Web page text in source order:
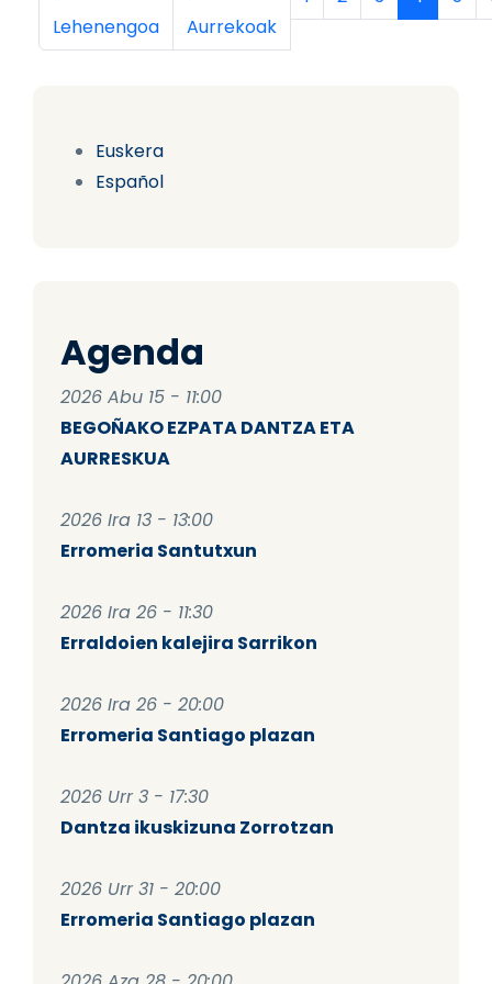
Euskera
Español
Agenda
2026 Abu 15 - 11:00
BEGOÑAKO EZPATA DANTZA ETA
AURRESKUA
2026 Ira 13 - 13:00
Erromeria Santutxun
2026 Ira 26 - 11:30
Erraldoien kalejira Sarrikon
2026 Ira 26 - 20:00
Erromeria Santiago plazan
2026 Urr 3 - 17:30
Dantza ikuskizuna Zorrotzan
2026 Urr 31 - 20:00
Erromeria Santiago plazan
Lehenengoa
Aurrekoak